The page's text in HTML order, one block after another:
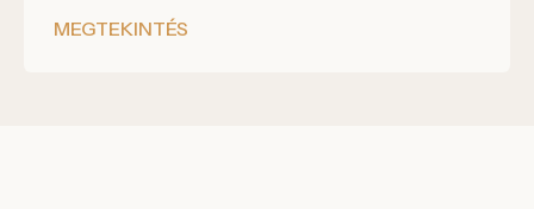
MEGTEKINTÉS